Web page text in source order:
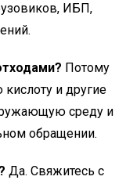
ИБП,
Потому
и другие
среду и
обращении.
Да. Свяжитесь с